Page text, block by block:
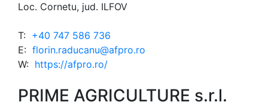
Loc. Cornetu, jud. ILFOV
T: +40 747 586 736
E: florin.raducanu@afpro.ro
W: https://afpro.ro/
PRIME AGRICULTURE s.r.l.